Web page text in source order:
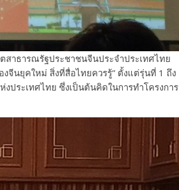
สาธารณรัฐประชาชนจีนประจำประเทศไทย
งจีนยุคใหม่ สิ่งที่สื่อไทยควรรู้” ตั้งแต่รุ่นที่ 1 ถึง
ระเทศไทย ซึ่งเป็นต้นคิดในการทำโครงการ